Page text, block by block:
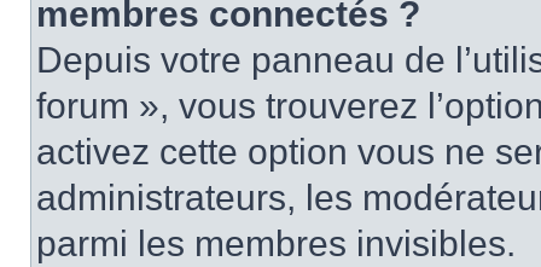
membres connectés ?
Depuis votre panneau de
forum », vous trouverez
activez cette option vous ne
administrateurs, les
parmi les membres invisibles.